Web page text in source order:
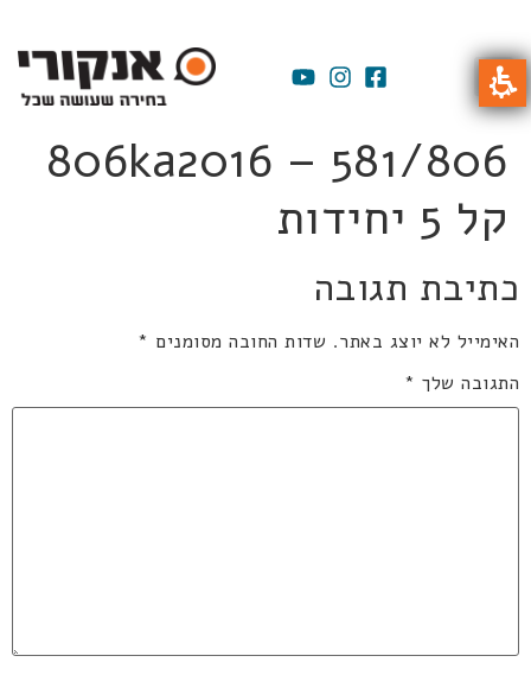
806ka2016 – 581/806
קל 5 יחידות
כתיבת תגובה
האימייל לא יוצג באתר. שדות החובה מסומנים *
התגובה שלך *